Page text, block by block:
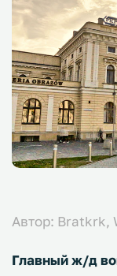
Автор: Bratkrk,
Главный ж/д